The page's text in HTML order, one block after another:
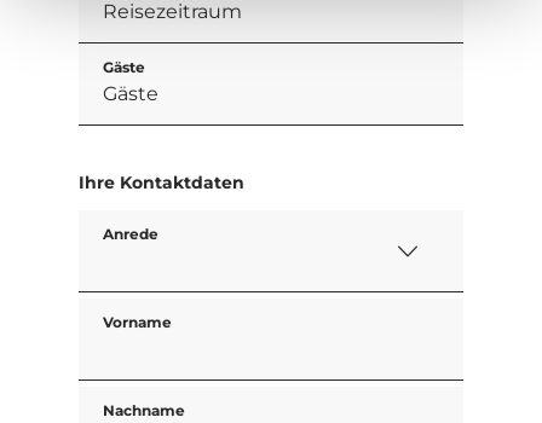
Gäste
Ihre Kontaktdaten
Anrede
Vorname
Nachname